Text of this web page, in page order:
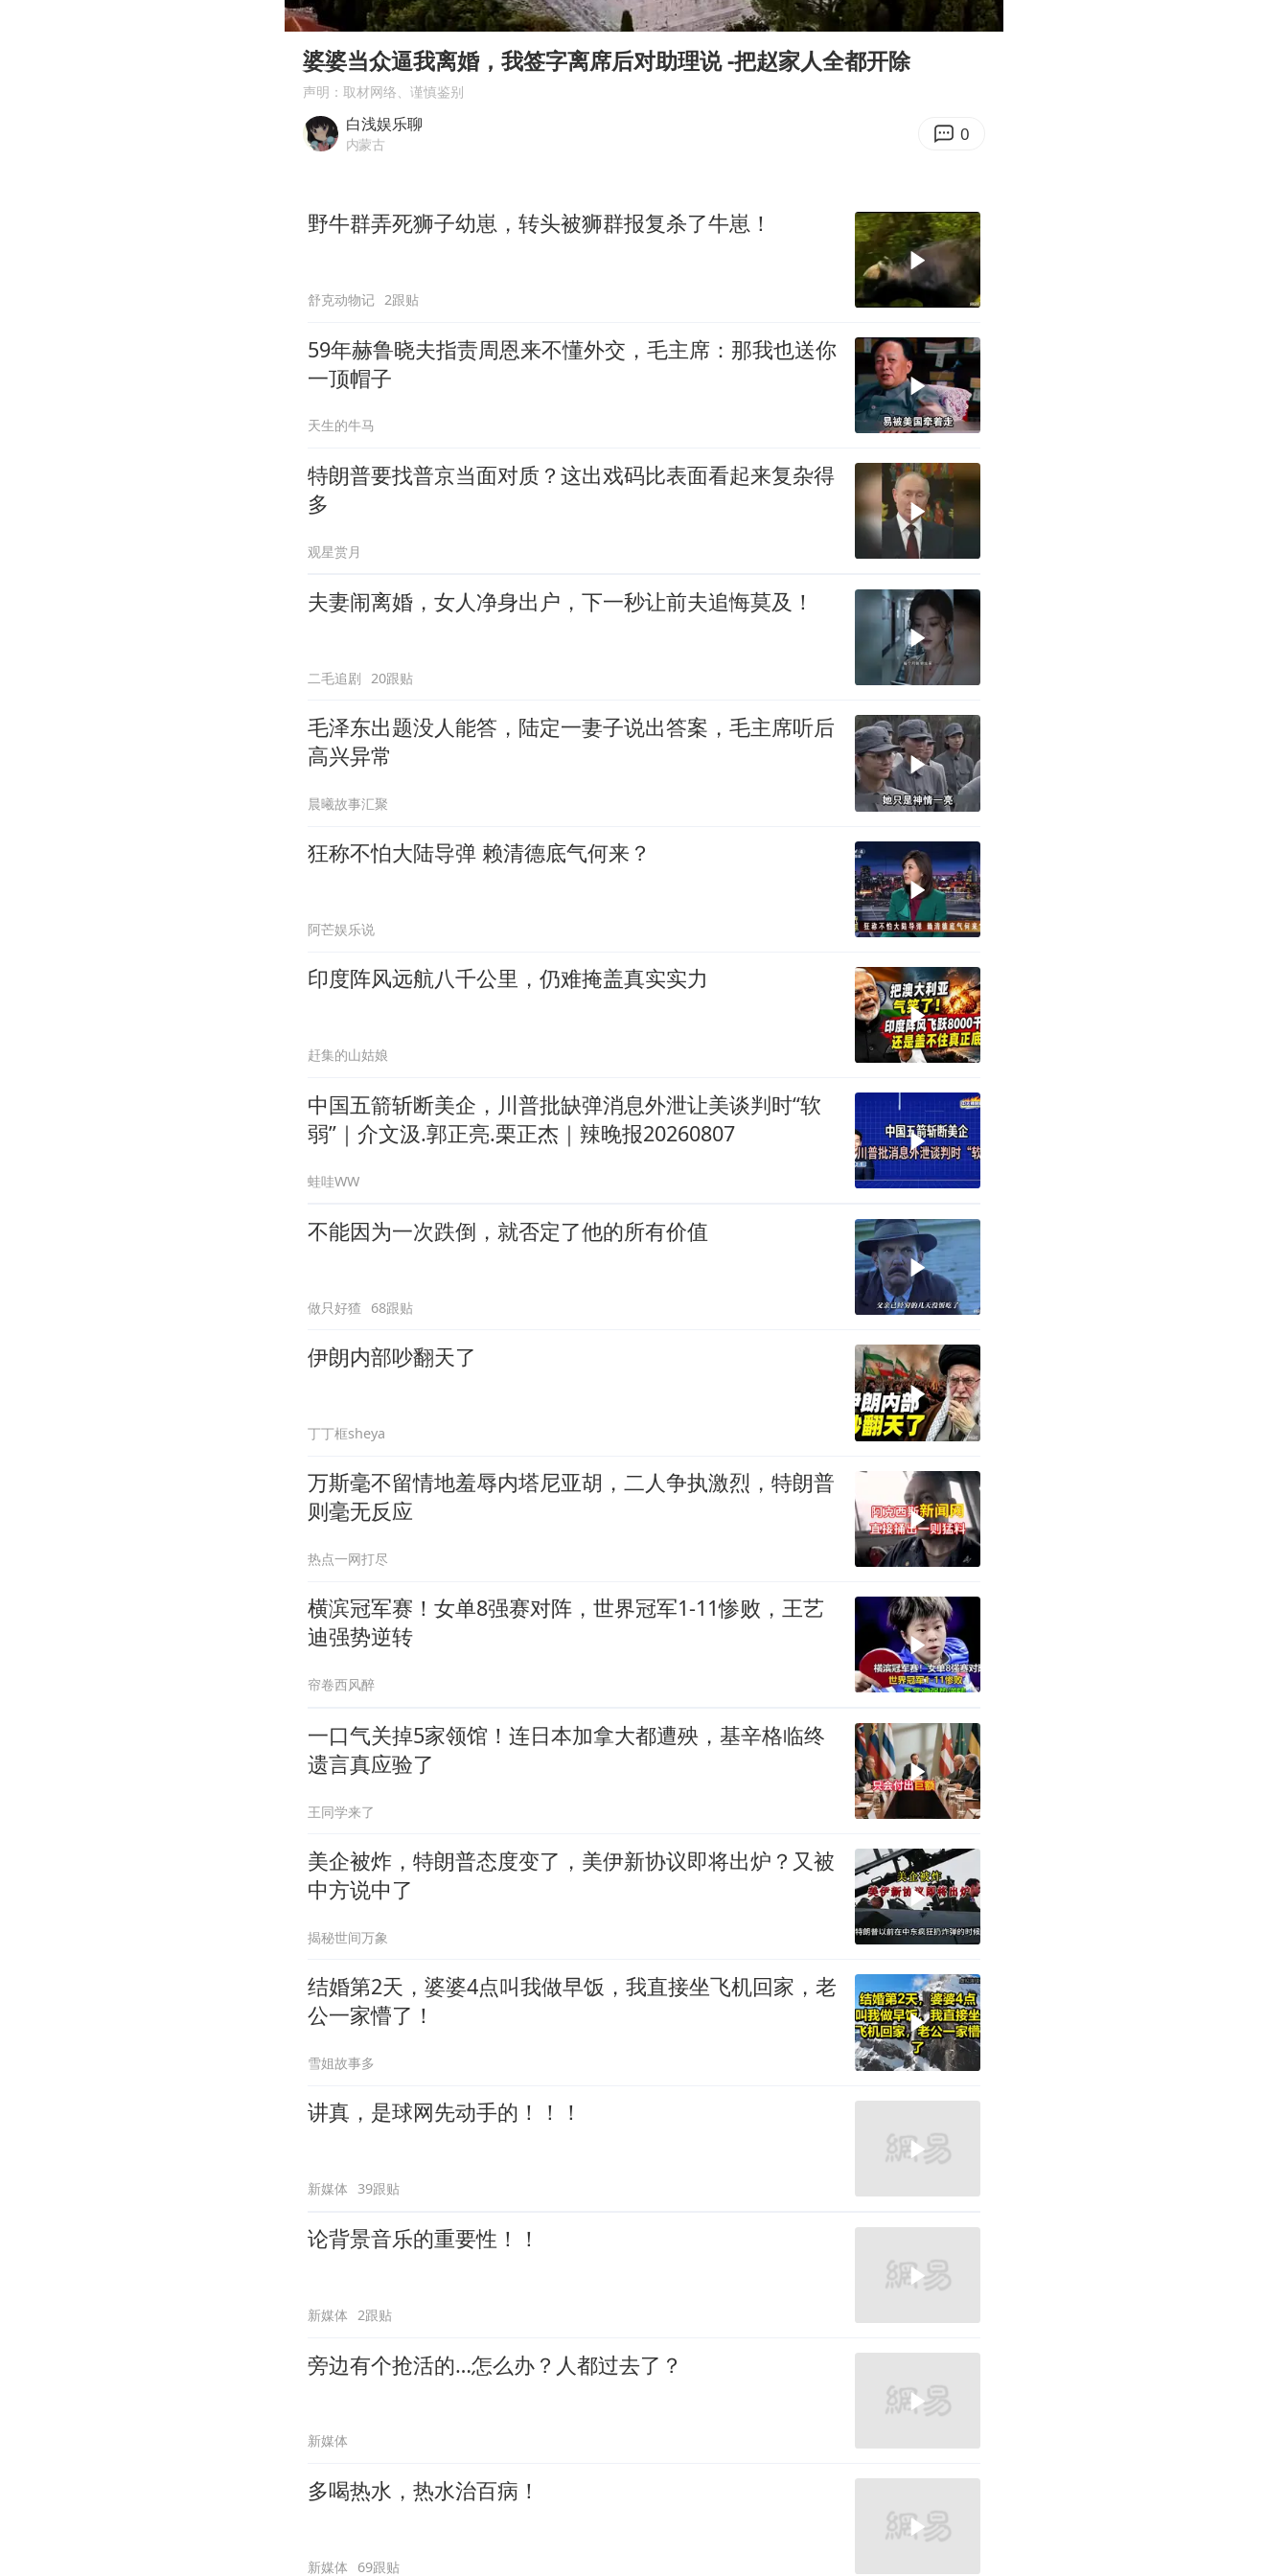
“南湖号”盾构机下线
陕西柞水泥石流已致2死 仍有1人失联
Play
00:00 28:09
Enter
婆婆当众逼我离婚，我签字离席后对助理说 -把赵家人全都开除
声明：取材网络、谨慎鉴别
白浅娱乐聊
内蒙古 0
野牛群弄死狮子幼崽，转头被狮群报复杀了牛崽！
舒克动物记 2跟贴
59年赫鲁晓夫指责周恩来不懂外交，毛主席：那我也送你
一顶帽子
天生的牛马
特朗普要找普京当面对质？这出戏码比表面看起来复杂得
多
观星赏月
夫妻闹离婚，女人净身出户，下一秒让前夫追悔莫及！
二毛追剧 20跟贴
毛泽东出题没人能答，陆定一妻子说出答案，毛主席听后
高兴异常
晨曦故事汇聚
狂称不怕大陆导弹 赖清德底气何来？
阿芒娱乐说
印度阵风远航八千公里，仍难掩盖真实实力
赶集的山姑娘
中国五箭斩断美企，川普批缺弹消息外泄让美谈判时“软
弱”｜介文汲.郭正亮.栗正杰｜辣晚报20260807
蛙哇WW
不能因为一次跌倒，就否定了他的所有价值
做只好猹 68跟贴
伊朗内部吵翻天了
丁丁框sheya
万斯毫不留情地羞辱内塔尼亚胡，二人争执激烈，特朗普
则毫无反应
热点一网打尽
横滨冠军赛！女单8强赛对阵，世界冠军1-11惨败，王艺
迪强势逆转
帘卷西风醉
一口气关掉5家领馆！连日本加拿大都遭殃，基辛格临终
遗言真应验了
王同学来了
美企被炸，特朗普态度变了，美伊新协议即将出炉？又被
中方说中了
揭秘世间万象
结婚第2天，婆婆4点叫我做早饭，我直接坐飞机回家，老
公一家懵了！
雪姐故事多
讲真，是球网先动手的！！！
新媒体 39跟贴
论背景音乐的重要性！！
新媒体 2跟贴
旁边有个抢活的…怎么办？人都过去了？
新媒体
多喝热水，热水治百病！
新媒体 69跟贴